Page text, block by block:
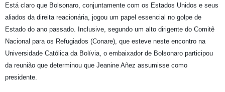
Está claro que Bolsonaro, conjuntamente com os Estados Unidos e seus
aliados da direita reacionária, jogou um papel essencial no golpe de
Estado do ano passado. Inclusive, segundo um alto dirigente do Comitê
Nacional para os Refugiados (Conare), que esteve neste encontro na
Universidade Católica da Bolívia, o embaixador de Bolsonaro participou
da reunião que determinou que Jeanine Añez assumisse como
presidente.